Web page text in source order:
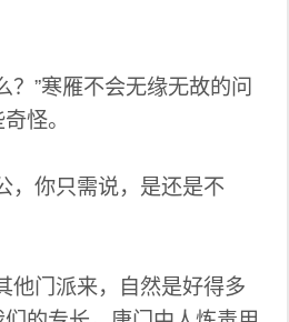
”寒雁不会无缘无故的问
怪。
，你只需说，是还是不
他门派来，自然是好得多